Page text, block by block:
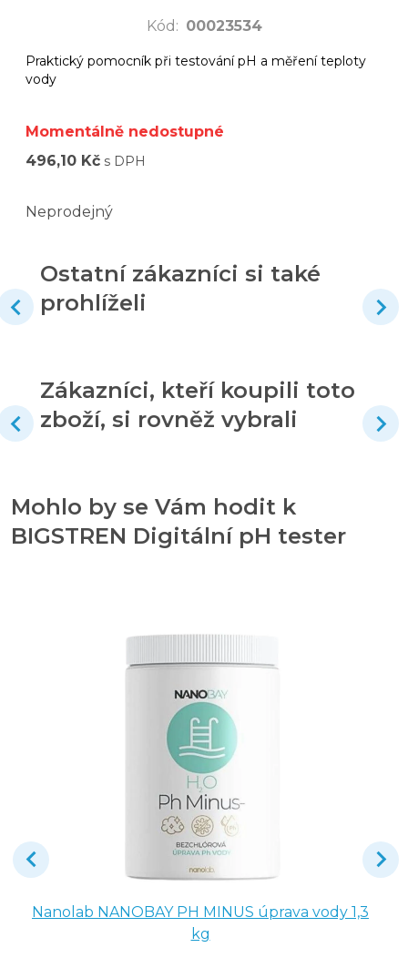
Kód : 00023534
Praktický pomocník při testování pH a měření teploty
vody
Momentálně nedostupné
496,10 Kč s DPH
Neprodejný
Ostatní zákazníci si také
prohlíželi
Zákazníci, kteří koupili toto
zboží, si rovněž vybrali
Mohlo by se Vám hodit k
BIGSTREN Digitální pH tester
Nanolab NANOBAY PH MINUS úprava vody 1,3
kg